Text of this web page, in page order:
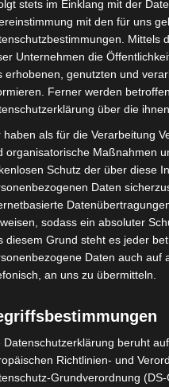
STADIEN
de Zarzis (ESZ) –
2025-16:00
2024/2025| Spieltag
1-0
:1
stets im Einklang mit der
mit den für uns
Mittels
Unternehmen die
erhobenen, genutzten und
Ferner werden
über die
haben als für die Verarbeitung
organisatorische Maßnahmen
Schutz der über diese
Daten
sodass ein absoluter
diesem Grund steht es jeder
Daten auch auf
an uns zu übermitteln.
Datenschutzerklärung beruht
Richtlinien- und
Grundverordnung